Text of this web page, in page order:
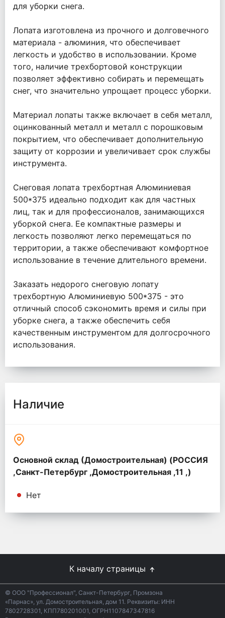
для уборки снега.
Лопата изготовлена из прочного и долговечного
материала - алюминия, что обеспечивает
легкость и удобство в использовании. Кроме
того, наличие трехбортовой конструкции
позволяет эффективно собирать и перемещать
снег, что значительно упрощает процесс уборки.
Материал лопаты также включает в себя металл,
оцинкованный металл и металл с порошковым
покрытием, что обеспечивает дополнительную
защиту от коррозии и увеличивает срок службы
инструмента.
Снеговая лопата трехбортная Алюминиевая
500*375 идеально подходит как для частных
лиц, так и для профессионалов, занимающихся
уборкой снега. Ее компактные размеры и
легкость позволяют легко перемещаться по
территории, а также обеспечивают комфортное
использование в течение длительного времени.
Заказать недорого снеговую лопату
трехбортную Алюминиевую 500*375 - это
отличный способ сэкономить время и силы при
уборке снега, а также обеспечить себя
качественным инструментом для долгосрочного
использования.
Наличие
Основной склад (Домостроительная) (РОССИЯ
,Санкт-Петербург ,Домостроительная ,11 ,)
Нет
К началу страницы
© ООО "Профессионал", Санкт-Петербург, Промзона
«Парнас», ул. Домостроительная, дом 11. Реквизиты: ИНН
7802728301, КПП780201001, ОГРН1107847347816